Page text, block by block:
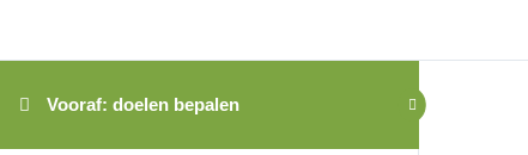
Vooraf: doelen bepalen